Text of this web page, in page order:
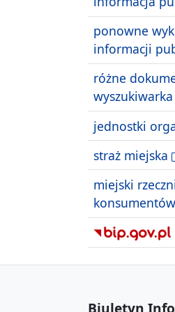
ponowne
informacji
różne
wyszukiwarka
jednostki
straż miejska
miejski
konsumentów
Biuletyn